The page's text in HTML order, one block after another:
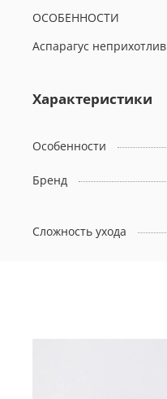
ОСОБЕННОСТИ
Аспарагус
Характеристики
Особенности
Бренд
Сложность ухода